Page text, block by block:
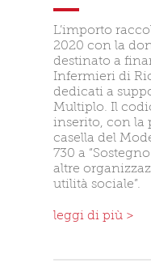
L’importo
2020 con la
destinato a
Infermieri di
dedicati a
Multiplo. Il
inserito, con la
casella del
730 a
altre
utilità sociale”.
leggi di più >